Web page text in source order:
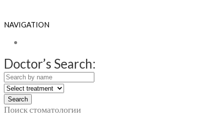
NAVIGATION
Doctor’s Search:
Search
Поиск стоматологии